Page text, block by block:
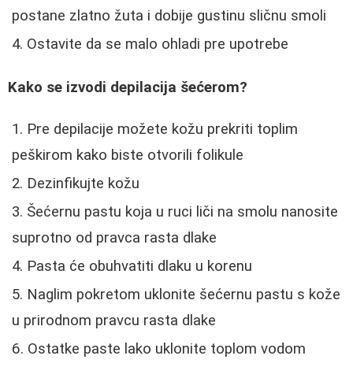
postane zlatno žuta i dobije gustinu sličnu smoli
Ostavite da se malo ohladi pre upotrebe
Kako se izvodi depilacija šećerom?
Pre depilacije možete kožu prekriti toplim
peškirom kako biste otvorili folikule
Dezinfikujte kožu
Šećernu pastu koja u ruci liči na smolu nanosite
suprotno od pravca rasta dlake
Pasta će obuhvatiti dlaku u korenu
Naglim pokretom uklonite šećernu pastu s kože
u prirodnom pravcu rasta dlake
Ostatke paste lako uklonite toplom vodom